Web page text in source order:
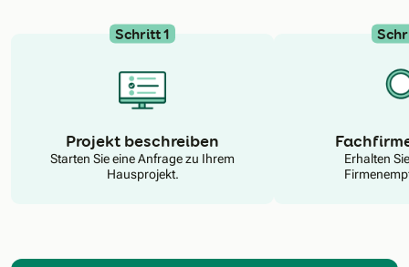
Schritt 1
Projekt beschreiben
Starten Sie eine Anfrage zu Ihrem
Hausprojekt.
Erhalten